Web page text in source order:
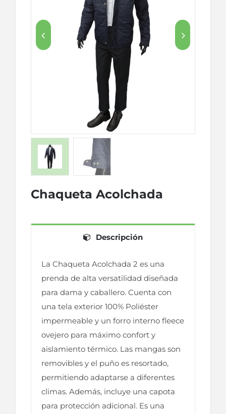
 
Chaqueta Acolchada
Descripción
La Chaqueta Acolchada 2 es una
prenda de alta versatilidad diseñada
para dama y caballero. Cuenta con
una tela exterior 100% Poliéster
impermeable y un forro interno fleece
ovejero para máximo confort y
aislamiento térmico. Las mangas son
removibles y el puño es resortado,
permitiendo adaptarse a diferentes
climas. Además, incluye una capota
para protección adicional. Es una